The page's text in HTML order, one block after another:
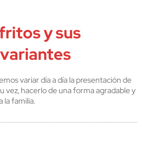
y sus
variar día a día la presentación de
vez, hacerlo de una forma agradable y
la familia.